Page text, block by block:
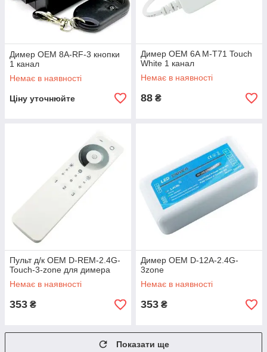
Димер OEM 8A-RF-3 кнопки
1 канал
Немає в наявності
Ціну уточнюйте
Димер OEM 6A M-T71 Touch
White 1 канал
Немає в наявності
88 ₴
Пульт д/к OEM D-REM-2.4G-
Touch-3-zone для димера
Немає в наявності
353 ₴
Димер OEM D-12A-2.4G-
3zone
Немає в наявності
353 ₴
Показати ще